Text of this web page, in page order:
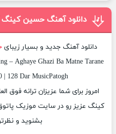
دانلود آهنگ حسین کینگ
دانلود آهنگ جدید و بسیار زیبای
– Aghaye Ghazi Ba Matne Tarane
| 128 Dar MusicPatogh
امروز برای شما عزیزان ترانه
کینگ عزیز رو در سایت موزیک
بشنوید و